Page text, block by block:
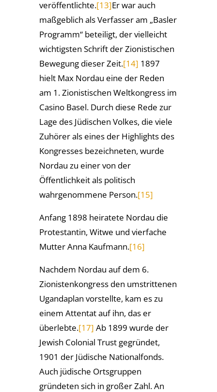
veröffentlichte.[13]Er war auch
maßgeblich als Verfasser am „Basler
Programm“ beteiligt, der vielleicht
wichtigsten Schrift der Zionistischen
Bewegung dieser Zeit.[14] 1897
hielt Max Nordau eine der Reden
am 1. Zionistischen Weltkongress im
Casino Basel. Durch diese Rede zur
Lage des Jüdischen Volkes, die viele
Zuhörer als eines der Highlights des
Kongresses bezeichneten, wurde
Nordau zu einer von der
Öffentlichkeit als politisch
wahrgenommene Person.[15]
Anfang 1898 heiratete Nordau die
Protestantin, Witwe und vierfache
Mutter Anna Kaufmann.[16]
Nachdem Nordau auf dem 6.
Zionistenkongress den umstrittenen
Ugandaplan vorstellte, kam es zu
einem Attentat auf ihn, das er
überlebte.[17] Ab 1899 wurde der
Jewish Colonial Trust gegründet,
1901 der Jüdische Nationalfonds.
Auch jüdische Ortsgruppen
gründeten sich in großer Zahl. An